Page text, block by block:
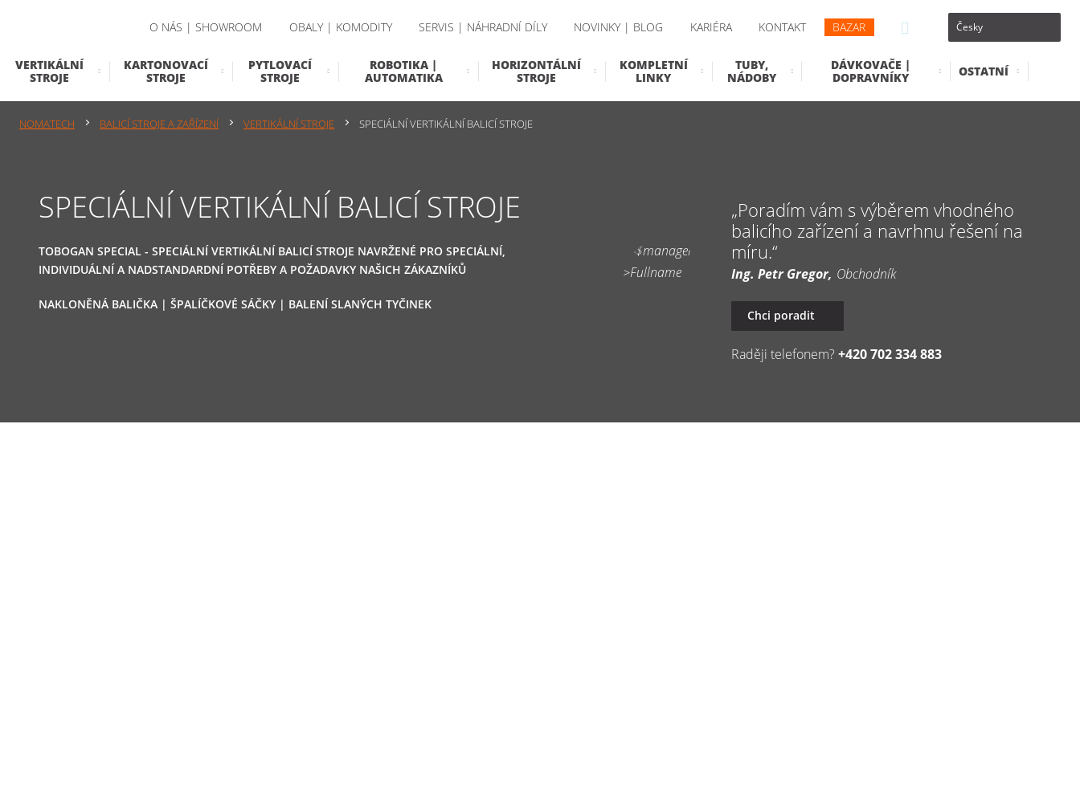
O NÁS | SHOWROOM OBALY | KOMODITY SERVIS | NÁHRADNÍ DÍLY NOVINKY | BLOG KARIÉRA KONTAKT BAZAR
VERTIKÁLNÍ
STROJE
KARTONOVACÍ
STROJE
PYTLOVACÍ
STROJE
ROBOTIKA |
AUTOMATIKA
HORIZONTÁLNÍ
STROJE
KOMPLETNÍ
LINKY
TUBY,
NÁDOBY
DÁVKOVAČE |
DOPRAVNÍKY
OSTATNÍ
NOMATECH BALICÍ STROJE A ZAŘÍZENÍ VERTIKÁLNÍ STROJE SPECIÁLNÍ VERTIKÁLNÍ BALICÍ STROJE
SPECIÁLNÍ VERTIKÁLNÍ BALICÍ STROJE
TOBOGAN SPECIAL - SPECIÁLNÍ VERTIKÁLNÍ BALICÍ STROJE NAVRŽENÉ PRO SPECIÁLNÍ,
INDIVIDUÁLNÍ A NADSTANDARDNÍ POTŘEBY A POŽADAVKY NAŠICH ZÁKAZNÍKŮ
NAKLONĚNÁ BALIČKA | ŠPALÍČKOVÉ SÁČKY | BALENÍ SLANÝCH TYČINEK
Poradím vám s výběrem vhodného
balicího zařízení a navrhnu řešení na
míru.
Ing. Petr Gregor Obchodník
Chci poradit
Raději telefonem?+420 702 334 883